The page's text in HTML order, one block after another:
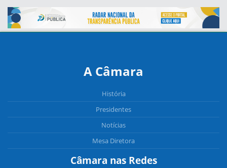
A Câmara
História
Presidentes
Notícias
Mesa Diretora
Câmara nas Redes